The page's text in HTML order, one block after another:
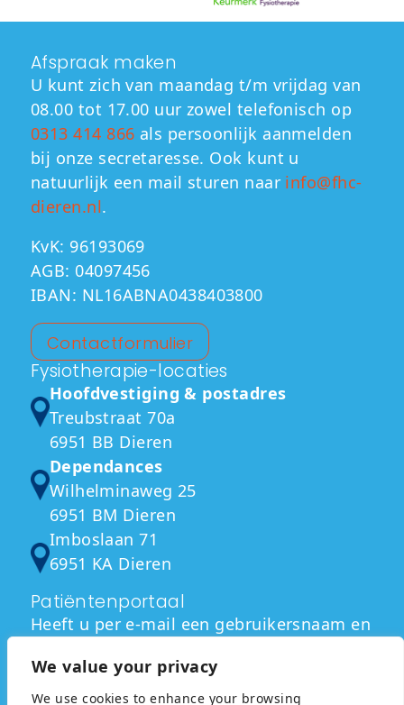
We value your privacy
We use cookies to enhance your browsing
Afspraak maken
U kunt zich van maandag t/m vrijdag van
08.00 tot 17.00 uur zowel telefonisch op
0313 414 866 als persoonlijk aanmelden
bij onze secretaresse. Ook kunt u
natuurlijk een mail sturen naar info@fhc-
dieren.nl.
KvK: 96193069
AGB: 04097456
IBAN: NL16ABNA0438403800
Contactformulier
Fysiotherapie-locaties
Hoofdvestiging & postadres
Treubstraat 70a
6951 BB Dieren
Dependances
Wilhelminaweg 25
6951 BM Dieren
Imboslaan 71
6951 KA Dieren
Patiëntenportaal
Heeft u per e-mail een gebruikersnaam en
via de onderstaande link inloggen.